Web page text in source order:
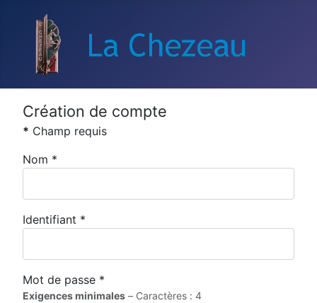
Création de compte
* Champ requis
Nom *
Identifiant *
Mot de passe *
Exigences minimales – Caractères : 4